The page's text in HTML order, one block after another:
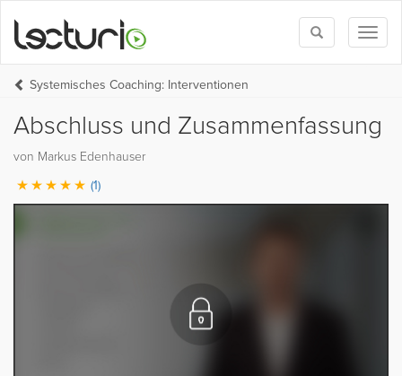
Toggle
search
Systemisches Coaching: Interventionen
Abschluss und Zusammenfassung
von Markus Edenhauser
(1)